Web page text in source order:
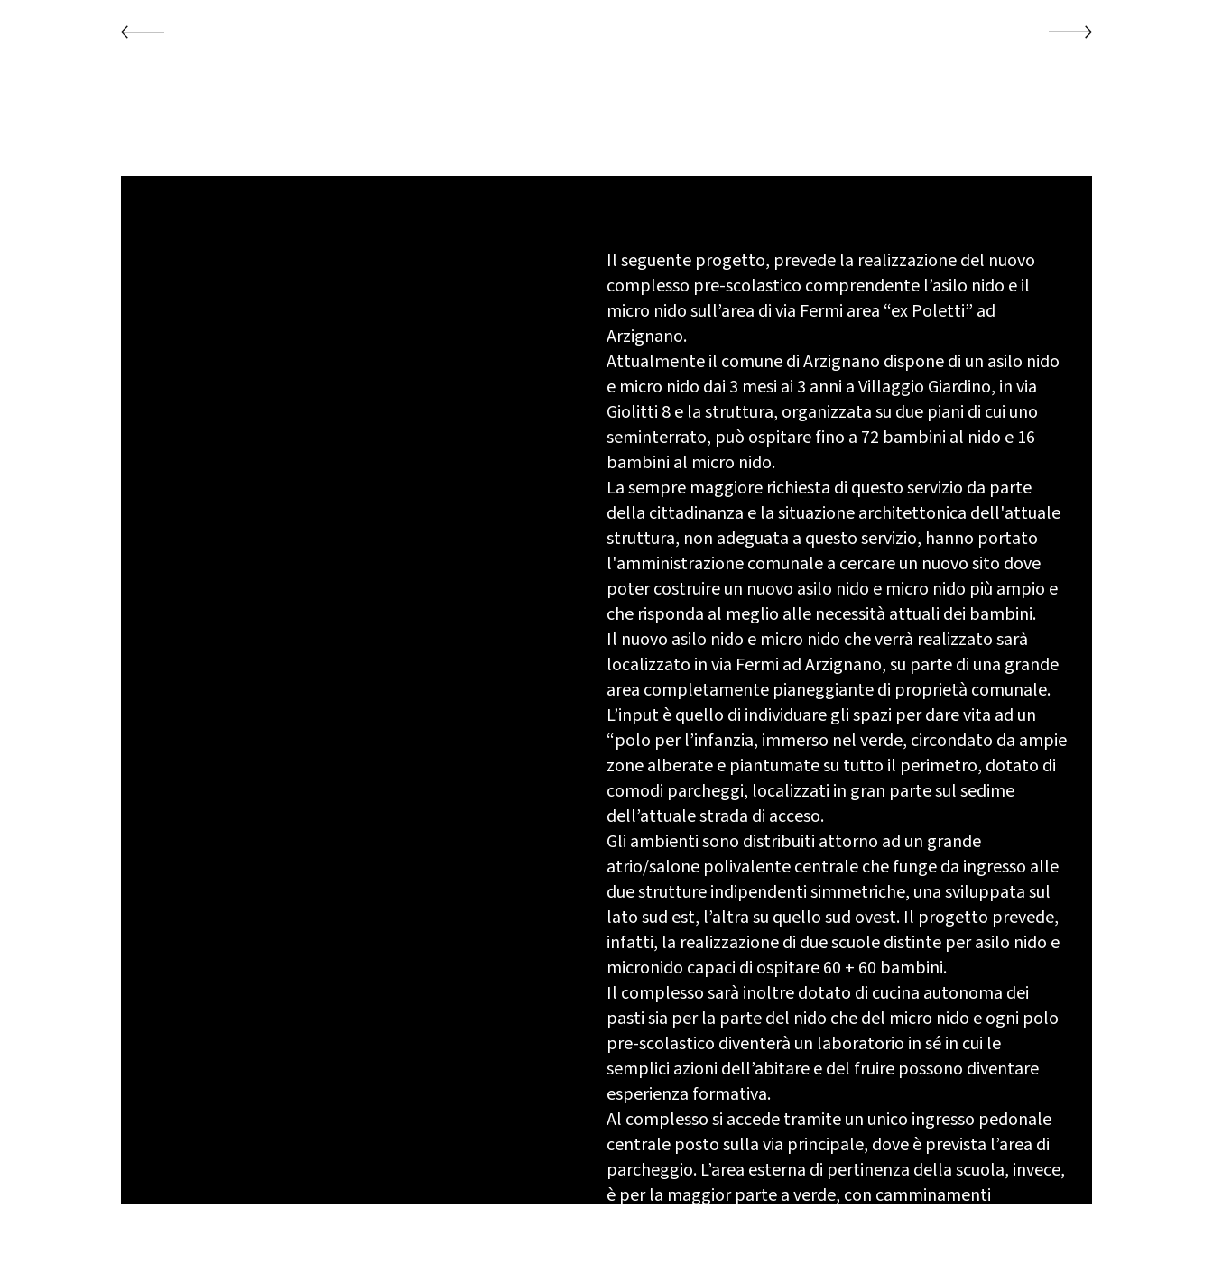
Il seguente progetto, prevede la realizzazione del nuovo
complesso pre-scolastico comprendente l’asilo nido e il
micro nido sull’area di via Fermi area “ex Poletti” ad
Arzignano.
Attualmente il comune di Arzignano dispone di un asilo nido
e micro nido dai 3 mesi ai 3 anni a Villaggio Giardino, in via
Giolitti 8 e la struttura, organizzata su due piani di cui uno
seminterrato, può ospitare fino a 72 bambini al nido e 16
bambini al micro nido.
La sempre maggiore richiesta di questo servizio da parte
della cittadinanza e la situazione architettonica dell'attuale
struttura, non adeguata a questo servizio, hanno portato
l'amministrazione comunale a cercare un nuovo sito dove
poter costruire un nuovo asilo nido e micro nido più ampio e
che risponda al meglio alle necessità attuali dei bambini.
Il nuovo asilo nido e micro nido che verrà realizzato sarà
localizzato in via Fermi ad Arzignano, su parte di una grande
area completamente pianeggiante di proprietà comunale.
L’input è quello di individuare gli spazi per dare vita ad un
“polo per l’infanzia, immerso nel verde, circondato da ampie
zone alberate e piantumate su tutto il perimetro, dotato di
comodi parcheggi, localizzati in gran parte sul sedime
dell’attuale strada di acceso.
Gli ambienti sono distribuiti attorno ad un grande
atrio/salone polivalente centrale che funge da ingresso alle
due strutture indipendenti simmetriche, una sviluppata sul
lato sud est, l’altra su quello sud ovest. Il progetto prevede,
infatti, la realizzazione di due scuole distinte per asilo nido e
micronido capaci di ospitare 60 + 60 bambini.
Il complesso sarà inoltre dotato di cucina autonoma dei
pasti sia per la parte del nido che del micro nido e ogni polo
pre-scolastico diventerà un laboratorio in sé in cui le
semplici azioni dell’abitare e del fruire possono diventare
esperienza formativa.
Al complesso si accede tramite un unico ingresso pedonale
centrale posto sulla via principale, dove è prevista l’area di
parcheggio. L’area esterna di pertinenza della scuola, invece,
è per la maggior parte a verde, con camminamenti